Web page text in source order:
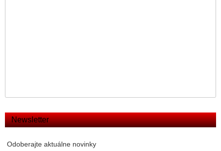
Newsletter
Odoberajte aktuálne novinky